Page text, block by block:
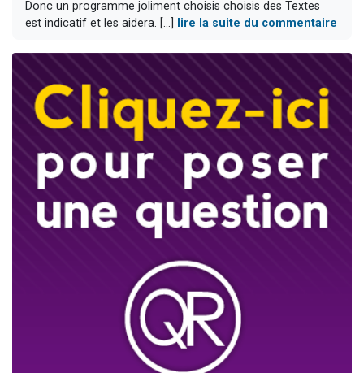
Donc un programme joliment choisis choisis des Textes
est indicatif et les aidera. [...]
lire la suite du commentaire